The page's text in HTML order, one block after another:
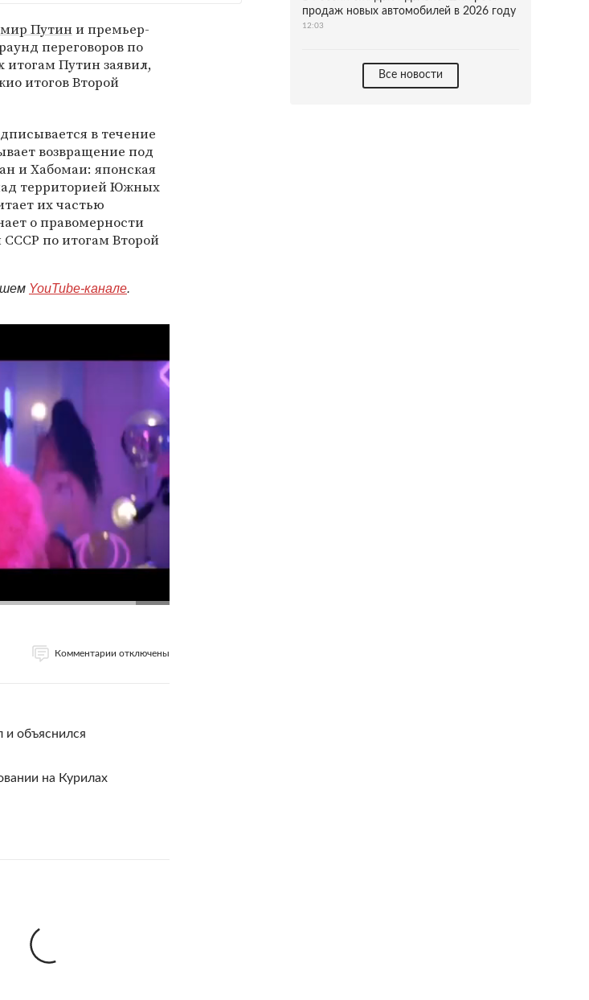
Путини премьер-
переговоров по
Путин заявил,
итогов Второй
в течение
возвращение под
и Хабомаи: японская
территорией Южных
их частью
о правомерности
по итогам Второй
YouTube-канале.
Комментарии отключены
объяснился
на Курилах
продаж новых автомобилей в 2026 году
12:03
Все новости